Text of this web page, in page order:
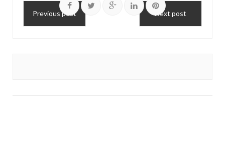
Previous post Next post